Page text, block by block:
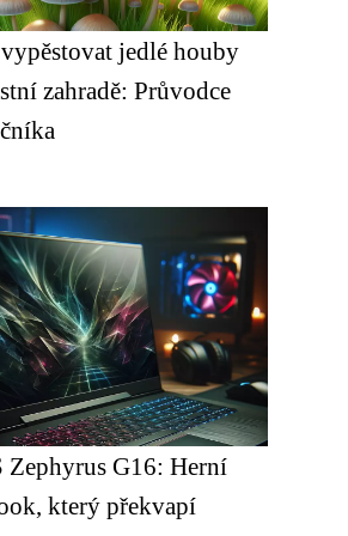
jedlé houby
zahradě: Průvodce
Zephyrus G16: Herní
který překvapí